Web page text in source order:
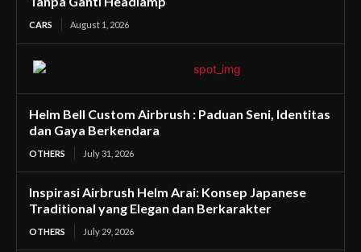
CARS August 1, 2026
Helm Bell Custom Airbrush : Paduan Seni, Identitas
dan Gaya Berkendara
OTHERS July 31, 2026
Inspirasi Airbrush Helm Arai: Konsep Japanese
Traditional yang Elegan dan Berkarakter
OTHERS July 29, 2026